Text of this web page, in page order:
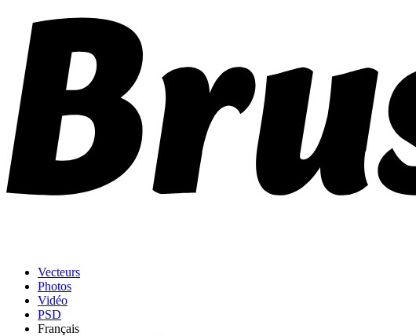
Vecteurs
Photos
Vidéo
PSD
Français